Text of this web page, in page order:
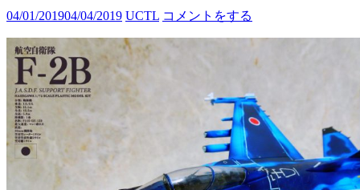
04/01/201904/04/2019 UCTL コメントをする